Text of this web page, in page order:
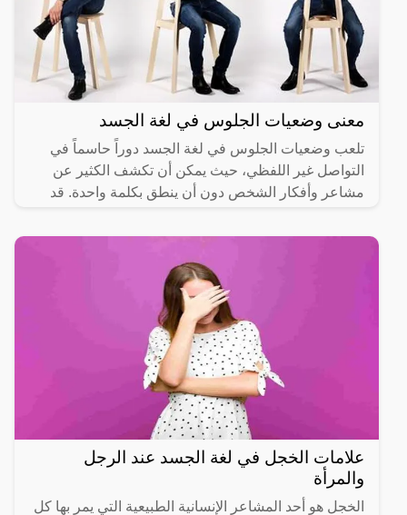
معنى وضعيات الجلوس في لغة الجسد
تلعب وضعيات الجلوس في لغة الجسد دوراً حاسماً في
التواصل غير اللفظي، حيث يمكن أن تكشف الكثير عن
مشاعر وأفكار الشخص دون أن ينطق بكلمة واحدة. قد
علامات الخجل في لغة الجسد عند الرجل
والمرأة
الخجل هو أحد المشاعر الإنسانية الطبيعية التي يمر بها كل